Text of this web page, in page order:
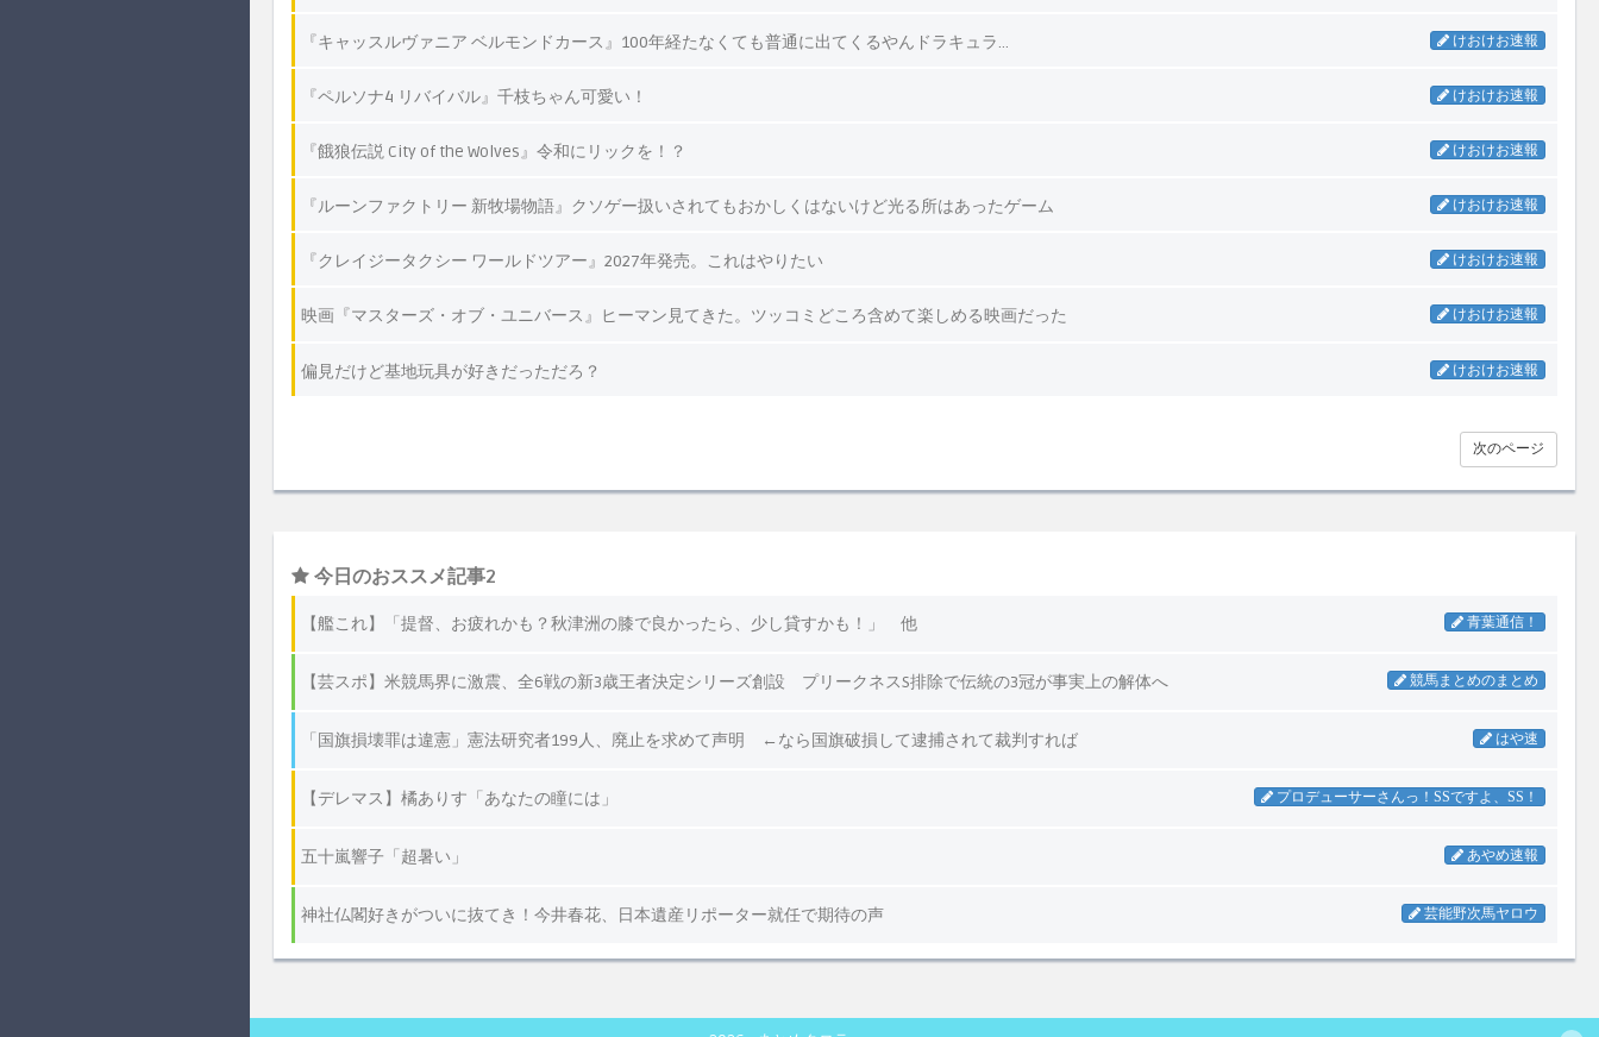
『キャッスルヴァニア ベルモンドカース』100年経たなくても普通に出てくるやんドラキュラ… けおけお速報
『ペルソナ4 リバイバル』千枝ちゃん可愛い！ けおけお速報
『餓狼伝説 City of the Wolves』令和にリックを！？ けおけお速報
『ルーンファクトリー 新牧場物語』クソゲー扱いされてもおかしくはないけど光る所はあったゲーム けおけお速報
『クレイジータクシー ワールドツアー』2027年発売。これはやりたい けおけお速報
映画『マスターズ・オブ・ユニバース』ヒーマン見てきた。ツッコミどころ含めて楽しめる映画だった けおけお速報
偏見だけど基地玩具が好きだっただろ？ けおけお速報
次のページ